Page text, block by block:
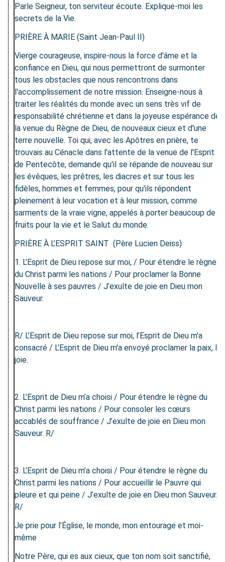
Parle Seigneur, ton serviteur écoute. Explique-moi les
secrets de la Vie.
PRIÈRE À MARIE (Saint Jean-Paul II)
Vierge courageuse, inspire-nous la force d'âme et la
confiance en Dieu, qui nous permettront de surmonter
tous les obstacles que nous rencontrons dans
l'accomplissement de notre mission. Enseigne-nous à
traiter les réalités du monde avec un sens très vif de
responsabilité chrétienne et dans la joyeuse espérance de
la venue du Règne de Dieu, de nouveaux cieux et d'une
terre nouvelle. Toi qui, avec les Apôtres en prière, te
trouvais au Cénacle dans l'attente de la venue de l'Esprit
de Pentecôte, demande qu'iI se répande de nouveau sur
les évêques, les prêtres, les diacres et sur tous les
fidèles, hommes et femmes, pour qu'ils répondent
pleinement à leur vocation et à leur mission, comme
sarments de la vraie vigne, appelés à porter beaucoup de
fruits pour la vie et le Salut du monde.
PRIÈRE À L’ESPRIT SAINT (Père Lucien Deiss)
1. L’Esprit de Dieu repose sur moi, / Pour étendre le règne
du Christ parmi les nations / Pour proclamer la Bonne
Nouvelle à ses pauvres / J’exulte de joie en Dieu mon
Sauveur.
R/ L’Esprit de Dieu repose sur moi, l’Esprit de Dieu m'a
consacré / L’Esprit de Dieu m'a envoyé proclamer la paix, la
joie.
2. L’Esprit de Dieu m’a choisi / Pour étendre le règne du
Christ parmi les nations / Pour consoler les cœurs
accablés de souffrance / J’exulte de joie en Dieu mon
Sauveur. R/
3. L’Esprit de Dieu m’a choisi / Pour étendre le règne du
Christ parmi les nations / Pour accueillir le Pauvre qui
pleure et qui peine / J’exulte de joie en Dieu mon Sauveur.
R/
Je prie pour l’Église, le monde, mon entourage et moi-
même
Notre Père, qui es aux cieux, que ton nom soit sanctifié,